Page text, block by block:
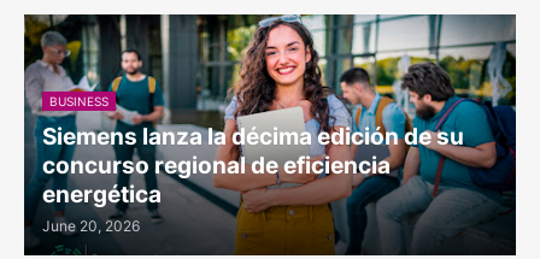
BUSINESS
Siemens lanza la décima edición de su
concurso regional de eficiencia
energética
June 20, 2026